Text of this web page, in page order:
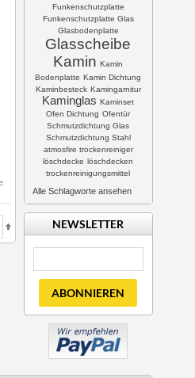
Funkenschutzplatte
Funkenschutzplatte Glas
Glasbodenplatte
Glasscheibe
Kamin Kamin
Bodenplatte Kamin Dichtung
Kaminbesteck Kamingarnitur
Kaminglas Kaminset
Ofen Dichtung Ofentür
Schmutzdichtung Glas
Schmutzdichtung Stahl
atmosfire trockenreiniger
löschdecke löschdecken
trockenreinigungsmittel
Alle Schlagworte ansehen
NEWSLETTER
ABONNIEREN